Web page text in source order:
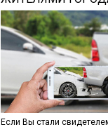
Если Вы стали